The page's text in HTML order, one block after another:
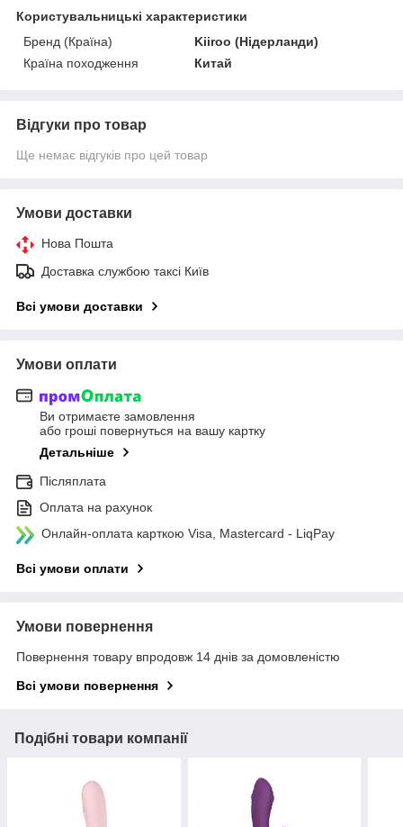
Користувальницькі характеристики
Бренд (Країна)
Kiiroo (Нідерланди)
Країна походження
Китай
Відгуки про товар
Ще немає відгуків про цей товар
Умови доставки
Нова Пошта
Доставка службою таксі Київ
Всі умови доставки
Умови оплати
Ви отримаєте замовлення
або гроші повернуться на вашу картку
Детальніше
Післяплата
Оплата на рахунок
Онлайн-оплата карткою Visa, Mastercard - LiqPay
Всі умови оплати
Умови повернення
Повернення товару впродовж 14 днів за домовленістю
Всі умови повернення
Подібні товари компанії